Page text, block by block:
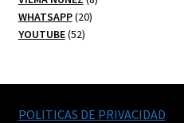
WHATSAPP 2020
YOUTUBE 5252
POLITICAS DE PRIVACIDAD